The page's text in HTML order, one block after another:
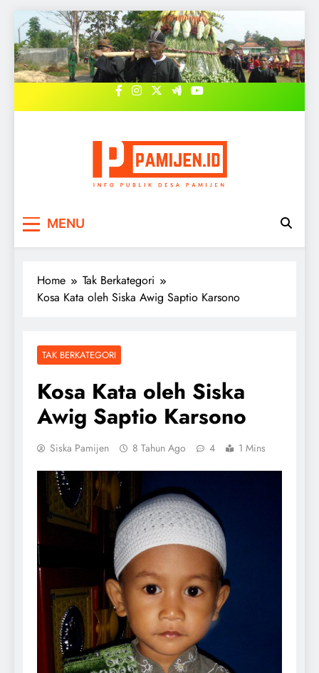
Skip
to
content
MENU
Home
Tak Berkategori
Kosa Kata oleh Siska Awig Saptio Karsono
TAK BERKATEGORI
Kosa Kata oleh Siska
Awig Saptio Karsono
Siska Pamijen 8 Tahun Ago 4 1 Mins